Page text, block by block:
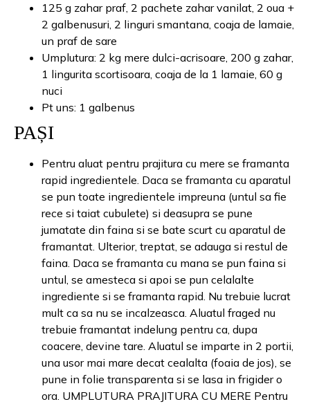
125 g zahar praf, 2 pachete zahar vanilat, 2 oua +
2 galbenusuri, 2 linguri smantana, coaja de lamaie,
un praf de sare
Umplutura: 2 kg mere dulci-acrisoare, 200 g zahar,
1 lingurita scortisoara, coaja de la 1 lamaie, 60 g
nuci
Pt uns: 1 galbenus
PAȘI
Pentru aluat pentru prajitura cu mere se framanta
rapid ingredientele. Daca se framanta cu aparatul
se pun toate ingredientele impreuna (untul sa fie
rece si taiat cubulete) si deasupra se pune
jumatate din faina si se bate scurt cu aparatul de
framantat. Ulterior, treptat, se adauga si restul de
faina. Daca se framanta cu mana se pun faina si
untul, se amesteca si apoi se pun celalalte
ingrediente si se framanta rapid. Nu trebuie lucrat
mult ca sa nu se incalzeasca. Aluatul fraged nu
trebuie framantat indelung pentru ca, dupa
coacere, devine tare. Aluatul se imparte in 2 portii,
una usor mai mare decat cealalta (foaia de jos), se
pune in folie transparenta si se lasa in frigider o
ora. UMPLUTURA PRAJITURA CU MERE Pentru